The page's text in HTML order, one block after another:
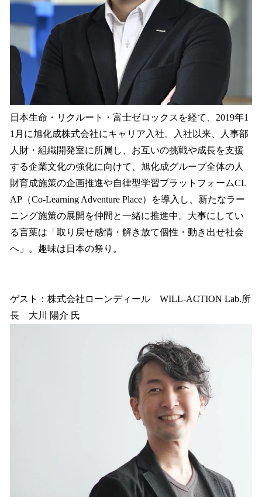
日本生命・リクルート・富士ゼロックスを経て、2019年1
1月に旭化成株式会社にキャリア入社。入社以来、人事部
人財・組織開発室に所属し、お互いの挑戦や成長を支援
する企業文化の強化に向けて、旭化成グループ全体の人
財育成施策の企画推進や自律型学習プラットフォームCL
AP（Co-Learning Adventure Place）を導入し、新たなラー
ニング施策の展開を仲間と一緒に推進中。大事にしてい
る言葉は「取り戻せ感情・解き放て個性・動き出せ社会
へ」。趣味は日本の祭り。
ゲスト：株式会社ローンディール WILL-ACTION Lab.所
長 大川 陽介 氏